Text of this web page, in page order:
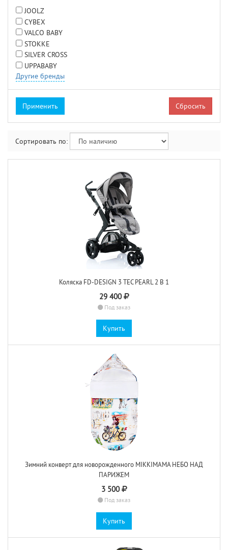
JOOLZ
CYBEX
VALCO BABY
STOKKE
SILVER CROSS
UPPABABY
Другие бренды
Сбросить
Сортировать по:
Коляска FD-DESIGN 3 TEC PEARL 2 В 1
29 400
Под заказ
Купить
Зимний конверт для новорожденного MIKKIMAMA НЕБО НАД
ПАРИЖЕМ
3 500
Под заказ
Купить